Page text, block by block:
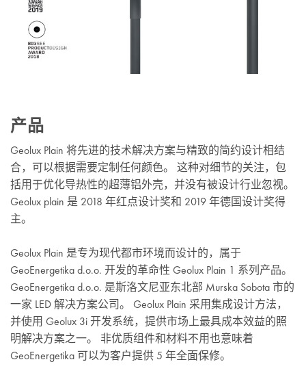
产品
Geolux Plain 将先进的技术解决方案与精致的简约设计相结
合，可以根据需要定制任何颜色。 这种对细节的关注，包
括用于优化导热性的超薄铝外壳，并没有被设计行业忽视。
Geolux plain 是 2018 年红点设计奖和 2019 年德国设计奖得
主。
Geolux Plain 是专为现代都市环境而设计的，属于
GeoEnergetika d.o.o. 开发的革命性 Geolux Plain 1 系列产品。
GeoEnergetika d.o.o. 是斯洛文尼亚东北部 Murska Sobota 市的
一家 LED 解决方案公司。 Geolux Plain 采用集成设计方法，
并使用 Geolux 3i 开发系统，提供市场上最具成本效益的照
明解决方案之一。 非优质组件和材料不用也意味着
GeoEnergetika 可以为客户提供 5 年全面保修。